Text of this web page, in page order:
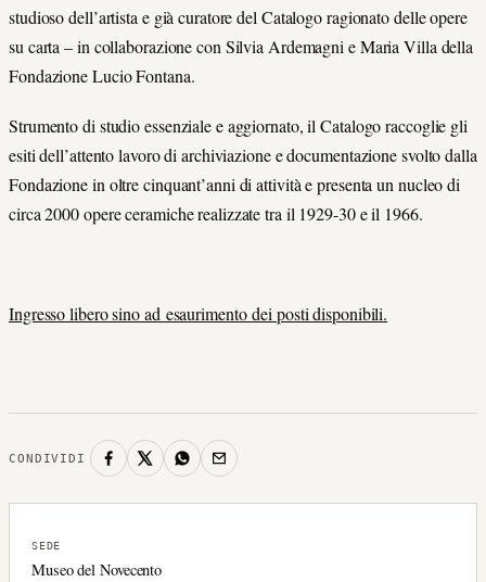
studioso dell’artista e già curatore del Catalogo ragionato delle opere
su carta – in collaborazione con Silvia Ardemagni e Maria Villa della
Fondazione Lucio Fontana.
Strumento di studio essenziale e aggiornato, il Catalogo raccoglie gli
esiti dell’attento lavoro di archiviazione e documentazione svolto dalla
Fondazione in oltre cinquant’anni di attività e presenta un nucleo di
circa 2000 opere ceramiche realizzate tra il 1929-30 e il 1966.
Ingresso libero sino ad esaurimento dei posti disponibili.
CONDIVIDI
SEDE
Museo del Novecento